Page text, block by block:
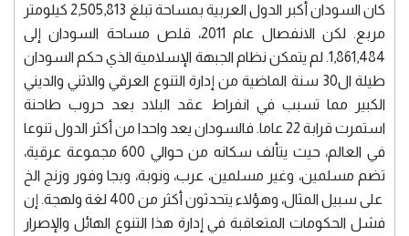
كان السودان أكبر الدول العربية بمساحة تبلغ 2,505,813 كيلومتر
مربع. لكن الانفصال عام 2011، قلص مساحة السودان إلى
1,861,484. لم يتمكن نظام الجبهة الإسلامية الذي حكم السودان
طيلة ال30 سنة الماضية من إدارة التنوع العرقي والاثني والديني
الكبير مما تسبب في انفراط عقد البلاد بعد حروب طاحنة
استمرت قرابة 22 عاما. فالسودان يعد واحدا من أكثر الدول تنوعا
في العالم، حيث يتألف سكانه من حوالي 600 مجموعة عرقية،
تضم مسلمين، وغير مسلمين، عرب، ونوبة، وبجا وفور وزنج الخ
على سبيل المثال، وهؤلاء يتحدثون أكثر من 400 لغة ولهجة. إن
فشل الحكومات المتعاقبة في إدارة هذا التنوع الهائل والإصرار